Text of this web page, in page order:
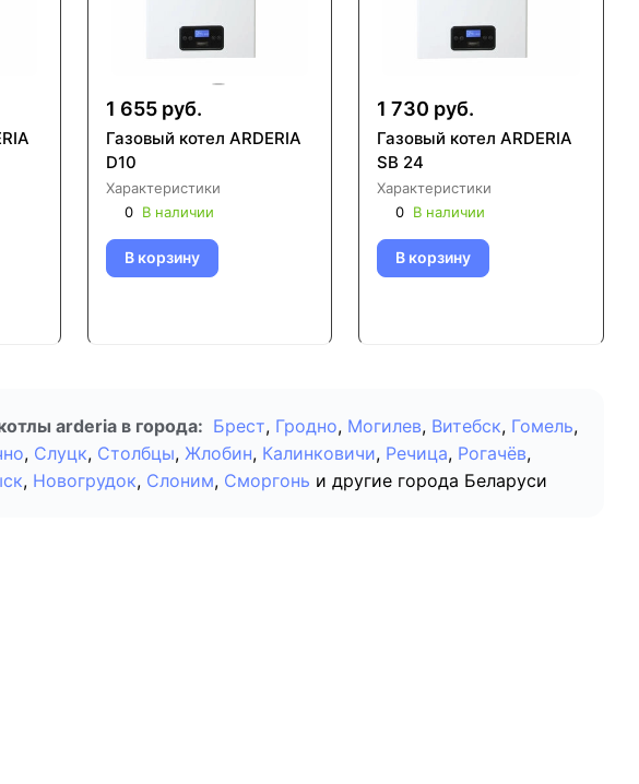
1 655 руб.
Газовый котел ARDERIA
D10
Характеристики
0 В наличии
В корзину
1 730 руб.
Газовый котел ARDERIA
SB 24
Характеристики
0 В наличии
В корзину
arderia в города: Брест, Гродно, Могилев, Витебск, Гомель,
, Слуцк, Столбцы, Жлобин, Калинковичи, Речица, Рогачёв,
, Новогрудок, Слоним, Сморгонь и другие города Беларуси